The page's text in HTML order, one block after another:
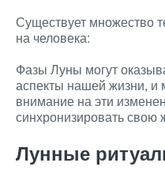
Существует множество
на человека:
Фазы Луны могут
аспекты нашей жизни,
внимание на эти
синхронизировать свою
Лунные